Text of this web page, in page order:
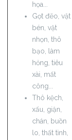
họa...
Gọt đẽo, vật
bén, vật
nhọn, thô
bạo, làm
hỏng, tiêu
xài, mất
công...
Thô kệch,
xấu, giận,
chán, buồn
lo, thất tình,